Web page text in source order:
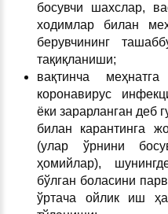
босувчи шахслар,
ходимлар билан
берувчининг
тақиқланиши;
вақтинча
коронавирус
ёки зарарланган деб
билан карантинга
(улар ўрнини
ҳомийлар),
бўлган боласини
ўртача ойлик иш